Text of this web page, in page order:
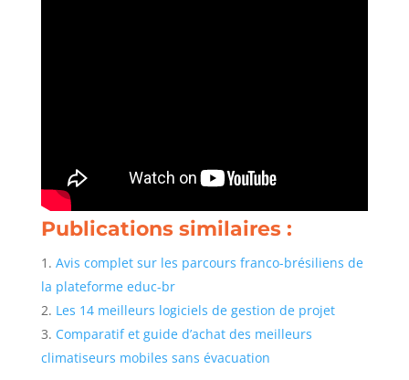
Publications similaires :
Avis complet sur les parcours franco-brésiliens de
la plateforme educ-br
Les 14 meilleurs logiciels de gestion de projet
Comparatif et guide d’achat des meilleurs
climatiseurs mobiles sans évacuation